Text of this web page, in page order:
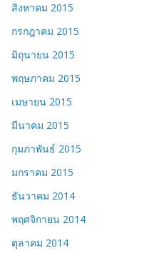
สิงหาคม 2015
กรกฎาคม 2015
มิถุนายน 2015
พฤษภาคม 2015
เมษายน 2015
มีนาคม 2015
กุมภาพันธ์ 2015
มกราคม 2015
ธันวาคม 2014
พฤศจิกายน 2014
ตุลาคม 2014